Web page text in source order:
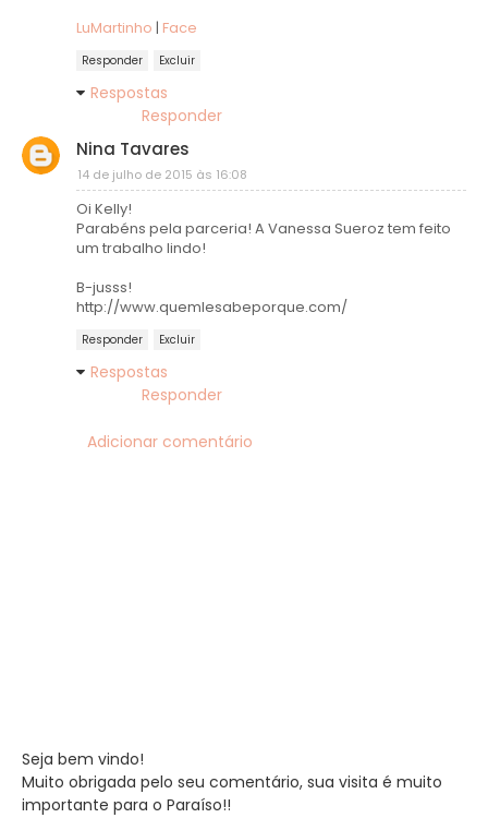
LuMartinho | Face
Responder Excluir
Respostas
Responder
Nina Tavares
14 de julho de 2015 às 16:08
Oi Kelly!
Parabéns pela parceria! A Vanessa Sueroz tem feito
um trabalho lindo!
B-jusss!
http://www.quemlesabeporque.com/
Responder Excluir
Respostas
Responder
Adicionar comentário
Seja bem vindo!
Muito obrigada pelo seu comentário, sua visita é muito
importante para o Paraíso!!